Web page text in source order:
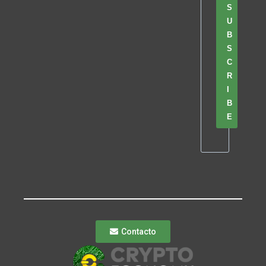
S
U
B
S
C
R
B
E
Contacto